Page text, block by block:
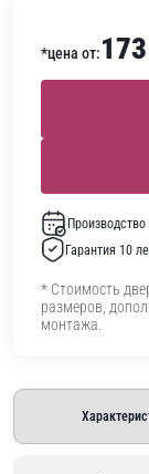
*цена от:
Гарантия 10
* Стоимость
размеров,
монтажа.